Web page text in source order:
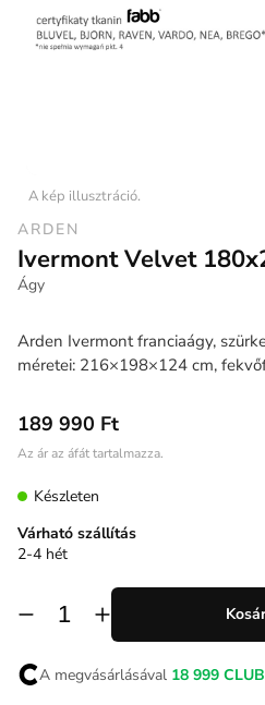
A kép illusztráció.
ARDEN
Ivermont Velvet
Ágy
Arden Ivermont franciaágy,
méretei: 216×198×124 cm,
189 990 Ft
Az ár az áfát tartalmazza.
Készleten
Várható szállítás
2-4 hét
A megvásárlásával 18 999